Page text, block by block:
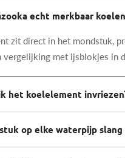
echt merkbaar
zit direct in het mondstuk,
vergelijking met ijsblokjes in
het koelelement
op elke waterpijp slang